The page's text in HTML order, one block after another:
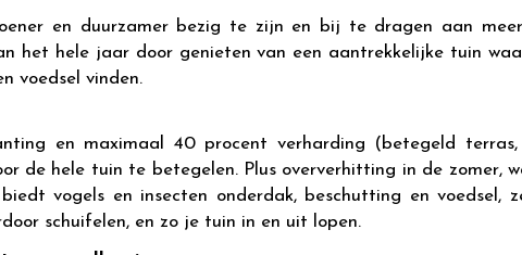
en duurzamer bezig te zijn en bij te dragen aan
het hele jaar door genieten van een aantrekkelijke tuin
voedsel vinden.
en maximaal 40 procent verharding (betegeld
de hele tuin te betegelen. Plus oververhitting in de zomer,
vogels en insecten onderdak, beschutting en voedsel,
schuifelen, en zo je tuin in en uit lopen.